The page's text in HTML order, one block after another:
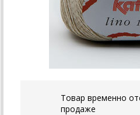
Товар временно
продаже